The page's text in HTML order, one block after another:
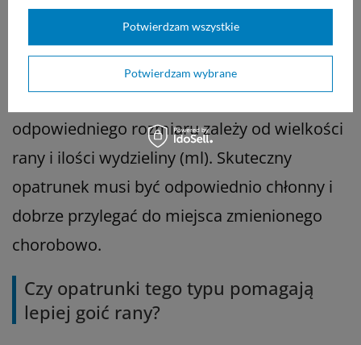
rozmiarów opatrunków, w tym: 10x12cm,
12x12cm, 15x15cm, 20x20cm, 20x40cm,
22x28cm, 5.5x11cm, 7.5x7.5cm, 8x8cm,
10x40cm oraz 12x24cm. Dobór
odpowiedniego rozmiaru zależy od wielkości
rany i ilości wydzieliny (ml). Skuteczny
opatrunek musi być odpowiednio chłonny i
dobrze przylegać do miejsca zmienionego
chorobowo.
Czy opatrunki tego typu pomagają
lepiej goić rany?
Potwierdzam wybrane
Potwierdzam wszystkie